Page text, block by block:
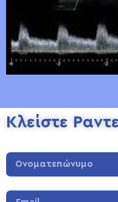
Κλείστε